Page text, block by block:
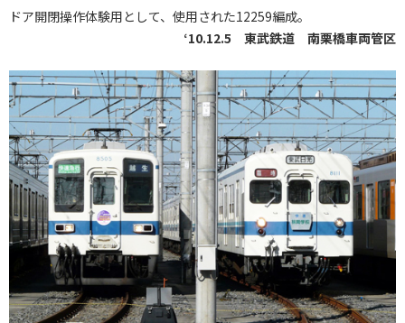
ドア開閉操作体験用として、使用された12259編成。
‘10.12.5 東武鉄道 南栗橋車両管区